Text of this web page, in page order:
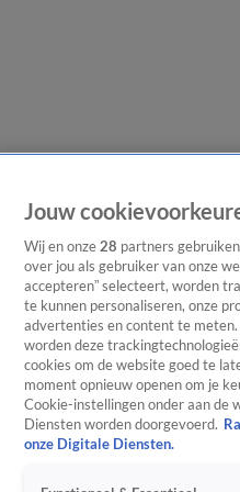
Uitzending bijwonen
Jouw
Wij en onze 28 partners
over jou als gebruiker van onze
accepteren” selecteert, worden
te kunnen personaliseren, onze
advertenties en content te
worden deze
cookies om de website goed te
moment opnieuw openen om je
Cookie-instellingen onder aan de
Diensten worden doorgevoerd.
onze Digitale Diensten.